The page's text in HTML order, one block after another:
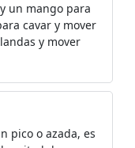
un mango para
cavar y mover
y mover
pico o azada, es